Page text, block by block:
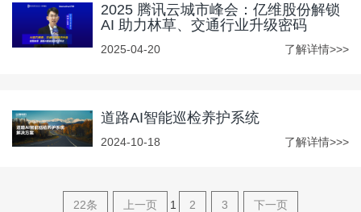
2025 腾讯云城市峰会：亿维股份解锁
AI 助力林草、交通行业升级密码
2025-04-20 了解详情>>>
道路AI智能巡检养护系统
2024-10-18 了解详情>>>
22条 上一页 1 2 3 下一页